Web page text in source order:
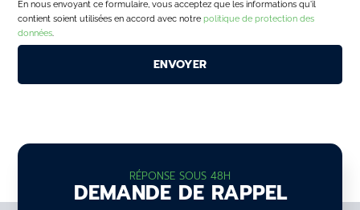
En nous envoyant ce formulaire, vous acceptez que les informations qu'il
contient soient utilisées en accord avec notrepolitique de protection des
données.
RÉPONSE SOUS 48H
DEMANDE DE RAPPEL